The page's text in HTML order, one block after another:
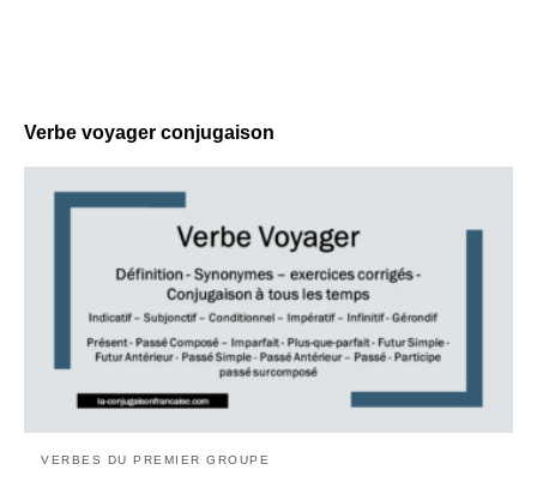
Verbe voyager conjugaison
VERBES DU PREMIER GROUPE